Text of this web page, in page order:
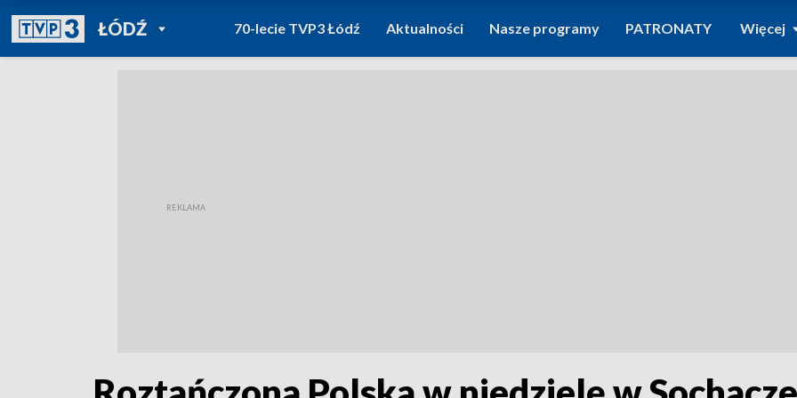
ŁÓDŹPOWRÓT DO
TVP REGIONY
70-lecie TVP3 Łódź Aktualności Nasze programy PATRONATY Więcej